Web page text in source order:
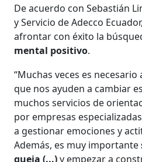
De acuerdo con Sebastián
y Servicio de Adecco
afrontar con éxito la
mental positivo.
“Muchas veces es
que nos ayuden a cambiar
muchos servicios de
por empresas
a gestionar emociones y
Además, es muy importante
queja (...)y empezar a